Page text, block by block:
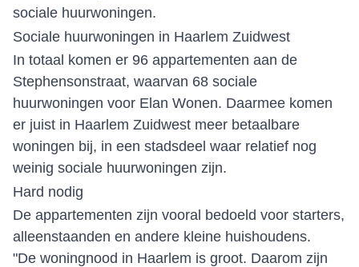
sociale huurwoningen.
Sociale huurwoningen in Haarlem Zuidwest
In totaal komen er 96 appartementen aan de
Stephensonstraat, waarvan 68 sociale
huurwoningen voor Elan Wonen. Daarmee komen
er juist in Haarlem Zuidwest meer betaalbare
woningen bij, in een stadsdeel waar relatief nog
weinig sociale huurwoningen zijn.
Hard nodig
De appartementen zijn vooral bedoeld voor starters,
alleenstaanden en andere kleine huishoudens.
"De woningnood in Haarlem is groot. Daarom zijn